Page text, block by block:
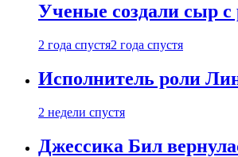
Ученые создали сыр с
2 года спустя2 года спустя
Исполнитель роли
2 недели спустя
Джессика Бил